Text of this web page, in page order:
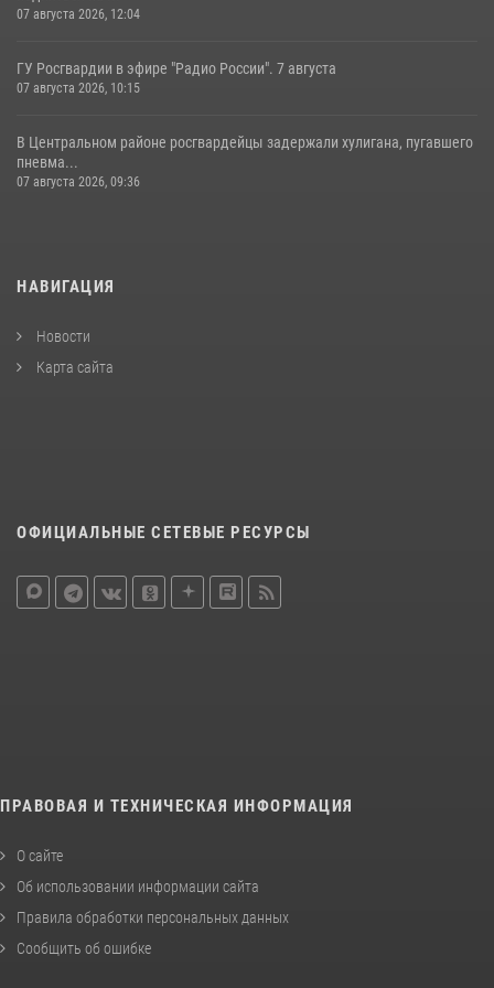
07 августа 2026, 12:04
ГУ Росгвардии в эфире "Радио России". 7 августа
07 августа 2026, 10:15
В Центральном районе росгвардейцы задержали хулигана, пугавшего
пневма...
07 августа 2026, 09:36
НАВИГАЦИЯ
Новости
Карта сайта
ОФИЦИАЛЬНЫЕ СЕТЕВЫЕ РЕСУРСЫ
ПРАВОВАЯ И ТЕХНИЧЕСКАЯ ИНФОРМАЦИЯ
О сайте
Об использовании информации сайта
Правила обработки персональных данных
Сообщить об ошибке